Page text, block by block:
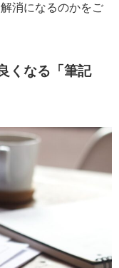
消になるのかをご
くなる「筆記